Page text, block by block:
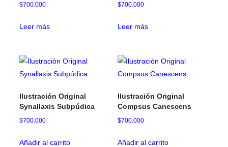
$700.000
Leer más
$700.000
Leer más
Ilustración Original
Synallaxis Subpúdica
$700.000
Añadir al carrito
Ilustración Original
Compsus Canescens
$700.000
Añadir al carrito